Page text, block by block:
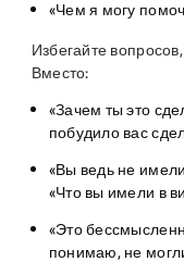
«Чем я могу
Избегайте
Вместо:
«Зачем ты это
побудило вас
«Вы ведь не
«Что вы имели в
«Это
понимаю, не